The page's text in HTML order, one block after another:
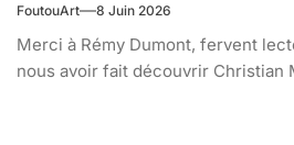
FoutouArt 8 Juin 2026
Merci à Rémy Dumont, fervent
nous avoir fait découvrir Christian